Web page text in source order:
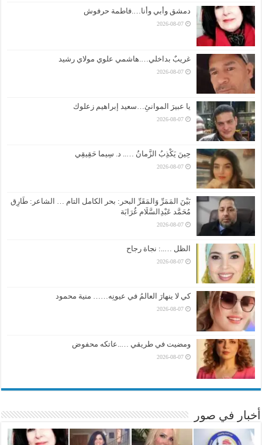
دمشق وأبي وأنا….فاطمة حرفوش
2026-08-07
غريبٌ بداخلي….هاشمي علوي مولاي رشيد
2026-08-07
يا عبيرَ الموانئِ…سعيد إبراهيم زعلوك
2026-08-07
حِينَ يَكْذِبُ الزَّمانُ ….. د. سِيما حَقِيقِي
2026-08-07
بَيْنَ المَمَرِّ وَالمَقَرِّ البحر: بحر الكامل التام … الشاعر: طَارِق
مُحَمَّد عَبْدِالسَّلَام غُرَابَة
2026-08-07
الظل …..: نجاة رجاح
2026-08-07
كي لا ينهارَ العالمُ في عيونِه…… منية محمود
2026-08-07
ومضيت في طريقي …..عاتكه محفوض
2026-08-07
أخبار في صور